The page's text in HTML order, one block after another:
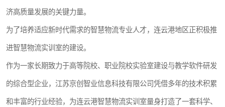
济高质量发展的关键力量。
为了培养适应新时代需求的智慧物流专业人才，连云港地区正积极推
进智慧物流实训室的建设。
作为一家长期致力于高等院校、职业院校实验室建设与教学软件研发
的综合型企业，江苏京创智业信息科技有限公司凭借多年的技术积累
和丰富的行业经验，为连云港智慧物流实训室量身打造了一套科学、